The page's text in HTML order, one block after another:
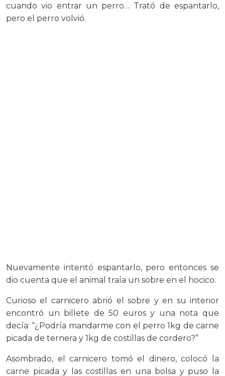
cuando vio entrar un perro… Trató de espantarlo,
pero el perro volvió.
Nuevamente intentó espantarlo, pero entonces se
dio cuenta que el animal traía un sobre en el hocico.
Curioso el carnicero abrió el sobre y en su interior
encontró un billete de 50 euros y una nota que
decía: “¿Podría mandarme con el perro 1kg de carne
picada de ternera y 1kg de costillas de cordero?”
Asombrado, el carnicero tomó el dinero, colocó la
carne picada y las costillas en una bolsa y puso la